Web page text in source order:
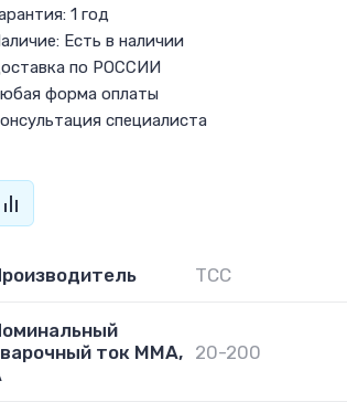
1 год
Есть в наличии
по РОССИИ
форма оплаты
специалиста
ТСС
ток ММА, 20-200